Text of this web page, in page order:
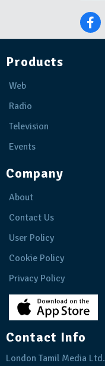
Products
Web
Radio
Television
Events
Company
About
Contact Us
User Policy
Cookie Policy
Privacy Policy
Contact Info
London Tamil Media Ltd.